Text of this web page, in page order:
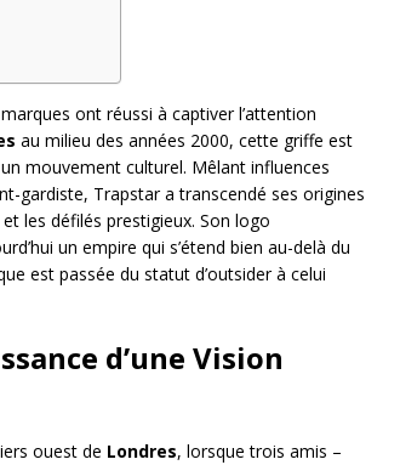
ont réussi à captiver l’attention
au milieu des années 2000, cette griffe est
mouvement culturel. Mêlant influences
gardiste, Trapstar a transcendé ses origines
les défilés prestigieux. Son logo
un empire qui s’étend bien au-delà du
est passée du statut d’outsider à celui
d’une Vision
ouest de Londres, lorsque trois amis –